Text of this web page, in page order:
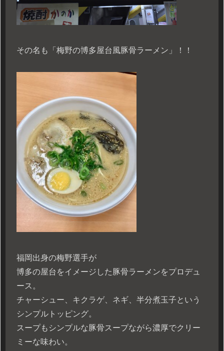
その名も「梅野の博多屋台風豚骨ラーメン」！！
福岡出身の梅野選手が
博多の屋台をイメージした豚骨ラーメンをプロデュ
ース。
チャーシュー、キクラゲ、ネギ、半分煮玉子という
シンプルトッピング。
スープもシンプルな豚骨スープながら濃厚でクリー
ミーな味わい。